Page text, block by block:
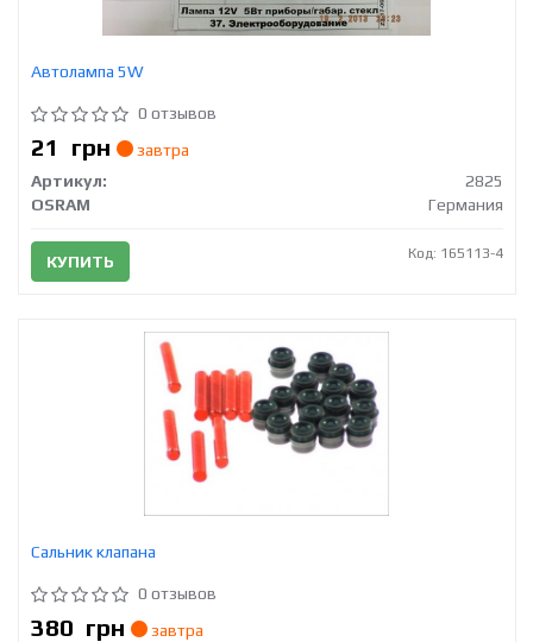
Автолампа 5W
0 отзывов
21 грн
завтра
Артикул:
2825
OSRAM
Германия
КУПИТЬ Код: 165113-4
Сальник клапана
0 отзывов
380 грн завтра